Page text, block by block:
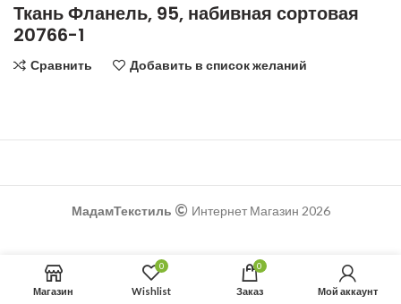
₽
Ткань Фланель, 95, набивная сортовая
20766-1
Сравнить Добавить в список желаний
МадамТекстиль Интернет Магазин 2026
Магазин
0
Wishlist
0
Заказ Мой аккаунт